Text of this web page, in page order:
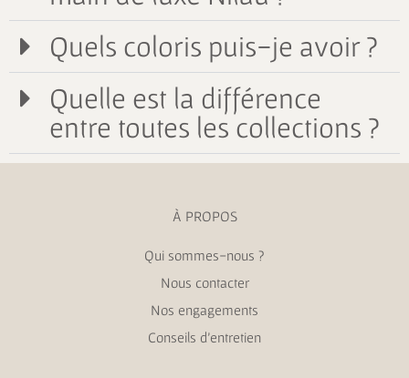
Quels coloris puis-je avoir ?
Quelle est la différence
entre toutes les collections ?
À PROPOS
Qui sommes-nous ?
Nous contacter
Nos engagements
Conseils d’entretien